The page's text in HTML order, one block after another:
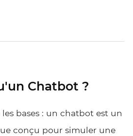
Chatbot ?
bases : un chatbot est un
conçu pour simuler une